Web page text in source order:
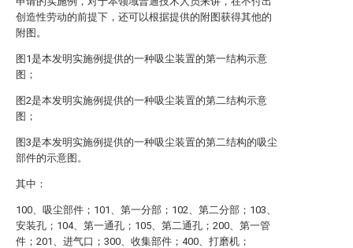
创造性劳动的前提下，还可以根据提供的附图获得其他的
附图。
图1是本发明实施例提供的一种吸尘装置的第一结构示意
图；
图2是本发明实施例提供的一种吸尘装置的第二结构示意
图；
图3是本发明实施例提供的一种吸尘装置的第二结构的吸尘
部件的示意图。
其中：
100、吸尘部件；101、第一分部；102、第二分部；103、
安装孔；104、第一通孔；105、第二通孔；200、第一管
件；201、进气口；300、收集部件；400、打磨机；